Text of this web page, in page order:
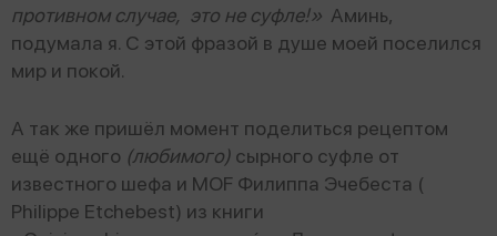
противном случае, это не суфле!» Аминь,
подумала я. С этой фразой в душе моей поселился
мир и покой.
А так же пришёл момент поделиться рецептом
ещё одного (любимого) сырного суфле от
известного шефа и MOF Филиппа Эчебеста (
Philippe Etchebest) из книги